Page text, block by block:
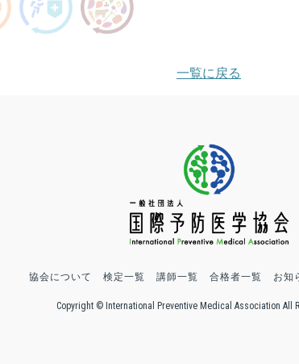
一覧に戻る
協会について 検定一覧 講師一覧 合格者一覧 お知
Copyright © International Preventive Medical Association All